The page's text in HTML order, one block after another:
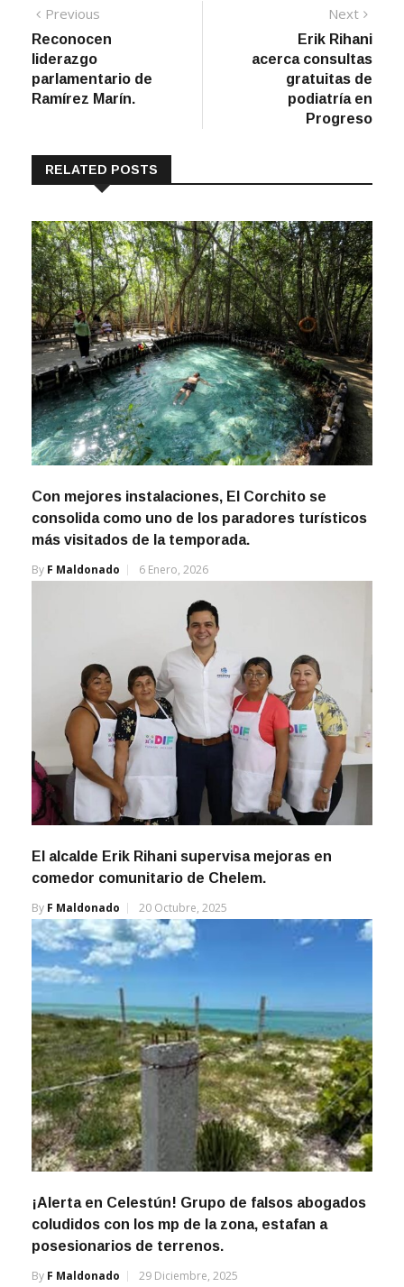
Navegación
de
entradas
Previous
post:
Reconocen
liderazgo
parlamentario de
Ramírez Marín.
Next
post:
Erik Rihani
acerca consultas
gratuitas de
podiatría en
Progreso
RELATED POSTS
Con mejores instalaciones, El Corchito se
consolida como uno de los paradores turísticos
más visitados de la temporada.
By F Maldonado 6 Enero, 2026
El alcalde Erik Rihani supervisa mejoras en
comedor comunitario de Chelem.
By F Maldonado 20 Octubre, 2025
¡Alerta en Celestún! Grupo de falsos abogados
coludidos con los mp de la zona, estafan a
posesionarios de terrenos.
By F Maldonado 29 Diciembre, 2025